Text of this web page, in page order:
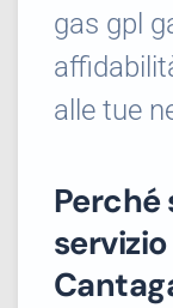
gas gpl
alle tue
Perché